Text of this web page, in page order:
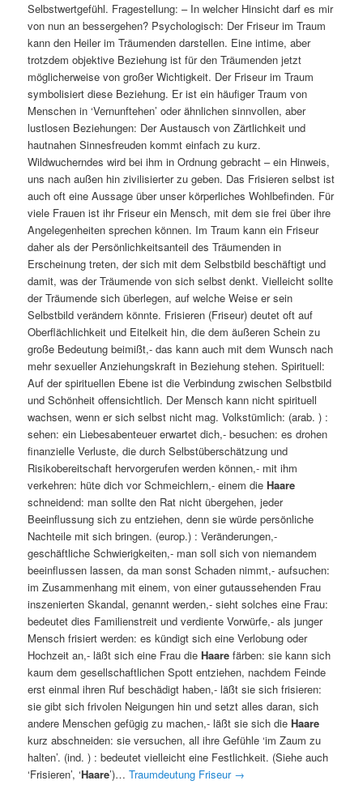
Selbstwertgefühl. Fragestellung: – In welcher Hinsicht darf es mir
von nun an bessergehen? Psychologisch: Der Friseur im Traum
kann den Heiler im Träumenden darstellen. Eine intime, aber
trotzdem objektive Beziehung ist für den Träumenden jetzt
möglicherweise von großer Wichtigkeit. Der Friseur im Traum
symbolisiert diese Beziehung. Er ist ein häufiger Traum von
Menschen in ‘Vernunftehen’ oder ähnlichen sinnvollen, aber
lustlosen Beziehungen: Der Austausch von Zärtlichkeit und
hautnahen Sinnesfreuden kommt einfach zu kurz.
Wildwucherndes wird bei ihm in Ordnung gebracht – ein Hinweis,
uns nach außen hin zivilisierter zu geben. Das Frisieren selbst ist
auch oft eine Aussage über unser körperliches Wohlbefinden. Für
viele Frauen ist ihr Friseur ein Mensch, mit dem sie frei über ihre
Angelegenheiten sprechen können. Im Traum kann ein Friseur
daher als der Persönlichkeitsanteil des Träumenden in
Erscheinung treten, der sich mit dem Selbstbild beschäftigt und
damit, was der Träumende von sich selbst denkt. Vielleicht sollte
der Träumende sich überlegen, auf welche Weise er sein
Selbstbild verändern könnte. Frisieren (Friseur) deutet oft auf
Oberflächlichkeit und Eitelkeit hin, die dem äußeren Schein zu
große Bedeutung beimißt,- das kann auch mit dem Wunsch nach
mehr sexueller Anziehungskraft in Beziehung stehen. Spirituell:
Auf der spirituellen Ebene ist die Verbindung zwischen Selbstbild
und Schönheit offensichtlich. Der Mensch kann nicht spirituell
wachsen, wenn er sich selbst nicht mag. Volkstümlich: (arab. ) :
sehen: ein Liebesabenteuer erwartet dich,- besuchen: es drohen
finanzielle Verluste, die durch Selbstüberschätzung und
Risikobereitschaft hervorgerufen werden können,- mit ihm
verkehren: hüte dich vor Schmeichlern,- einem dieHaare
schneidend: man sollte den Rat nicht übergehen, jeder
Beeinflussung sich zu entziehen, denn sie würde persönliche
Nachteile mit sich bringen. (europ.) : Veränderungen,-
geschäftliche Schwierigkeiten,- man soll sich von niemandem
beeinflussen lassen, da man sonst Schaden nimmt,- aufsuchen:
im Zusammenhang mit einem, von einer gutaussehenden Frau
inszenierten Skandal, genannt werden,- sieht solches eine Frau:
bedeutet dies Familienstreit und verdiente Vorwürfe,- als junger
Mensch frisiert werden: es kündigt sich eine Verlobung oder
Hochzeit an,- läßt sich eine Frau dieHaare färben: sie kann sich
kaum dem gesellschaftlichen Spott entziehen, nachdem Feinde
erst einmal ihren Ruf beschädigt haben,- läßt sie sich frisieren:
sie gibt sich frivolen Neigungen hin und setzt alles daran, sich
andere Menschen gefügig zu machen,- läßt sie sich dieHaare
kurz abschneiden: sie versuchen, all ihre Gefühle ‘im Zaum zu
halten’. (ind. ) : bedeutet vielleicht eine Festlichkeit. (Siehe auch
‘Frisieren’, ‘Haare’)…Traumdeutung Friseur →